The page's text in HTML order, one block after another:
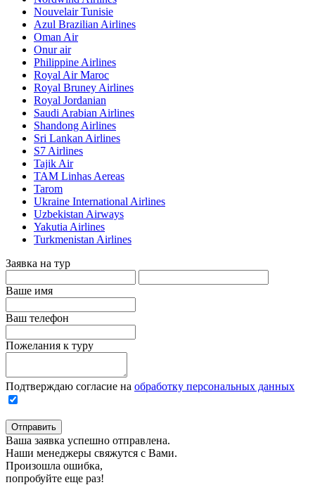
Nouvelair Tunisie
Azul Brazilian Airlines
Oman Air
Onur air
Philippine Airlines
Royal Air Maroc
Royal Bruney Airlines
Royal Jordanian
Saudi Arabian Airlines
Shandong Airlines
Sri Lankan Airlines
S7 Airlines
Tajik Air
TAM Linhas Aereas
Tarom
Ukraine International Airlines
Uzbekistan Airways
Yakutia Airlines
Turkmenistan Airlines
Заявка на тур
Ваше имя
Ваш телефон
Пожелания к туру
Подтверждаю согласие на обработку персональных данных
Отправить
Ваша заявка успешно отправлена.
Наши менеджеры свяжутся с Вами.
Произошла ошибка,
попробуйте еще раз!